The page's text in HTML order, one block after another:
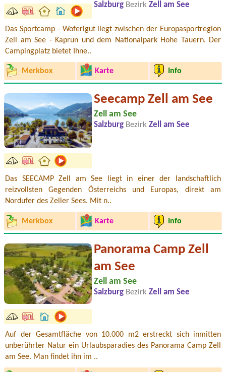
Salzburg Bezirk Zell am See
Das Sportcamp - Woferlgut liegt zwischen der Europasportregion
Zell am See - Kaprun und dem Nationalpark Hohe Tauern. Der
Campingplatz bietet Ihne..
Merkbox Karte Info
Seecamp Zell am See
Zell am See
Salzburg Bezirk Zell am See
Das SEECAMP Zell am See liegt in einer der landschaftlich
reizvollsten Gegenden Österreichs und Europas, direkt am
Nordufer des Zeller Sees. Mit n..
Merkbox Karte Info
Panorama Camp Zell
am See
Zell am See
Salzburg Bezirk Zell am See
Auf der Gesamtfläche von 10.000 m2 erstreckt sich inmitten
unberührter Natur ein Urlaubsparadies des Panorama Camp Zell
am See. Man findet ihn im ..